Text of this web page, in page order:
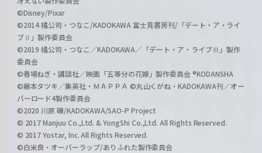
©Disney/Pixar
©2014 橘公司・つなこ/KADOKAWA 富士見書房刊/「デート・ア・ライ
ブⅡ」製作委員会
©2019 橘公司・つなこ／KADOKAWA／「デート・ア・ライブⅢ」製作
委員会
©春場ねぎ・講談社／映画「五等分の花嫁」製作委員会 ®KODANSHA
©藤本タツキ／集英社・ＭＡＰＰＡ ©丸山くがね・KADOKAWA刊／オー
バーロード4製作委員会
©2020 川原 礫/KADOKAWA/SAO-P Project
© 2017 Manjuu Co.,Ltd. & YongShi Co.,Ltd. All Rights Reserved.
© 2017 Yostar, Inc. All Rights Reserved.
©白米良・オーバーラップ/ありふれた製作委員会